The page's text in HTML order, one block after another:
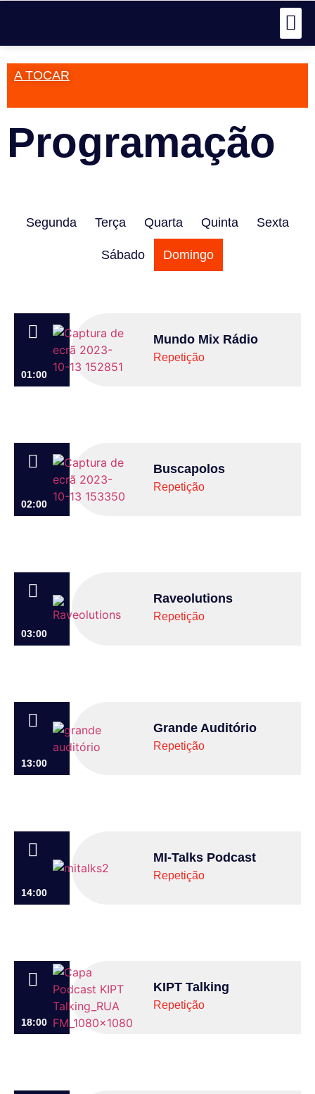
A TOCAR
Programação
Segunda Terça Quarta Quinta Sexta
Sábado Domingo
01:00
Mundo Mix Rádio
Repetição
02:00
Buscapolos
Repetição
03:00
Raveolutions
Repetição
13:00
Grande Auditório
Repetição
14:00
MI-Talks Podcast
Repetição
18:00
KIPT Talking
Repetição